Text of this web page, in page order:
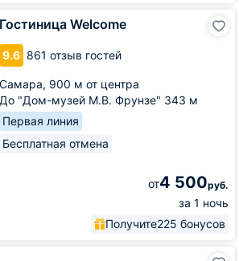
Гостиница Welcome
9.6 861 отзыв гостей
Самара, 900 м от центра
До "Дом-музей М.В. Фрунзе" 343 м
Первая линия
Бесплатная отмена
от4 500руб.
за 1 ночь
Получите225 бонусов